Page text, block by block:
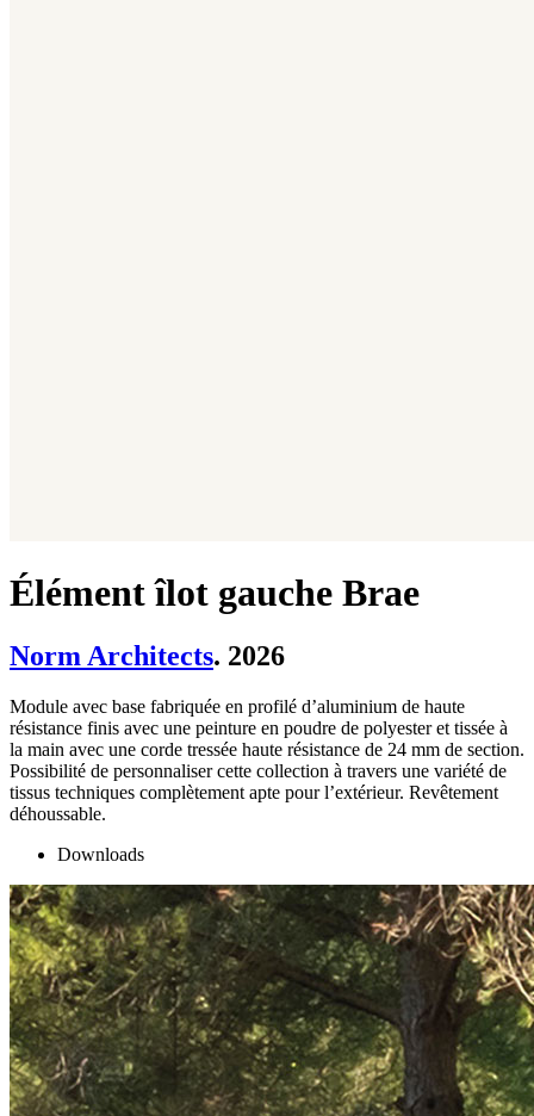
Élément îlot gauche Brae
Norm Architects. 2026
Module avec base fabriquée en profilé d’aluminium de haute
résistance finis avec une peinture en poudre de polyester et tissée à
la main avec une corde tressée haute résistance de 24 mm de section.
Possibilité de personnaliser cette collection à travers une variété de
tissus techniques complètement apte pour l’extérieur. Revêtement
déhoussable.
Downloads